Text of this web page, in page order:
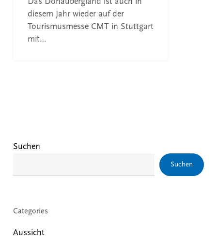
diesem Jahr wieder auf der
Tourismusmesse CMT in Stuttgart
mit…
Suchen
Suchen
Categories
Aussicht